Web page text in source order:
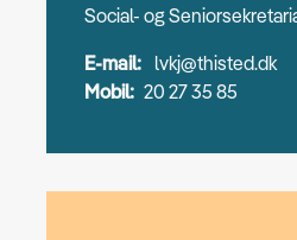
Social- og
E-mail: lvkj@thisted.dk
Mobil: 20 27 35 85